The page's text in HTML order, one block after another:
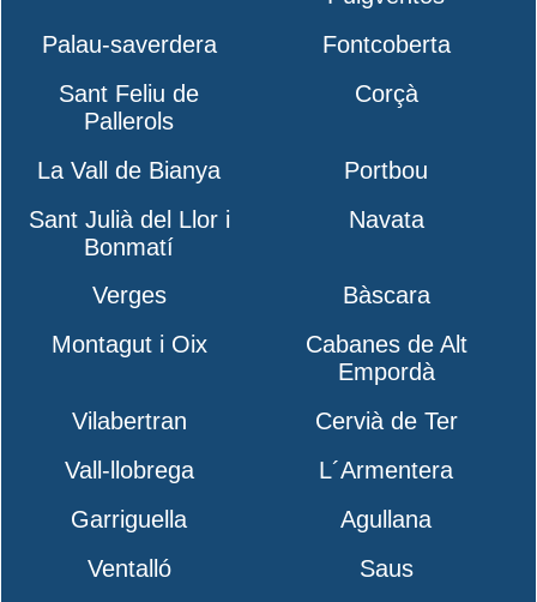
Palau-saverdera
Fontcoberta
Sant Feliu de
Pallerols
Corçà
La Vall de Bianya
Portbou
Sant Julià del Llor i
Bonmatí
Navata
Verges
Bàscara
Montagut i Oix
Cabanes de Alt
Empordà
Vilabertran
Cervià de Ter
Vall-llobrega
L´Armentera
Garriguella
Agullana
Ventalló
Saus